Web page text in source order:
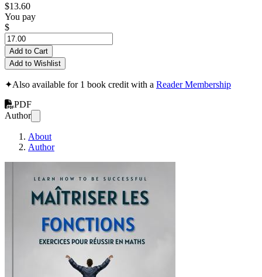
$13.60
You pay
$
Add to Cart
Add to Wishlist
✦Also available for 1 book credit with a Reader Membership
PDF
Author
About
Author